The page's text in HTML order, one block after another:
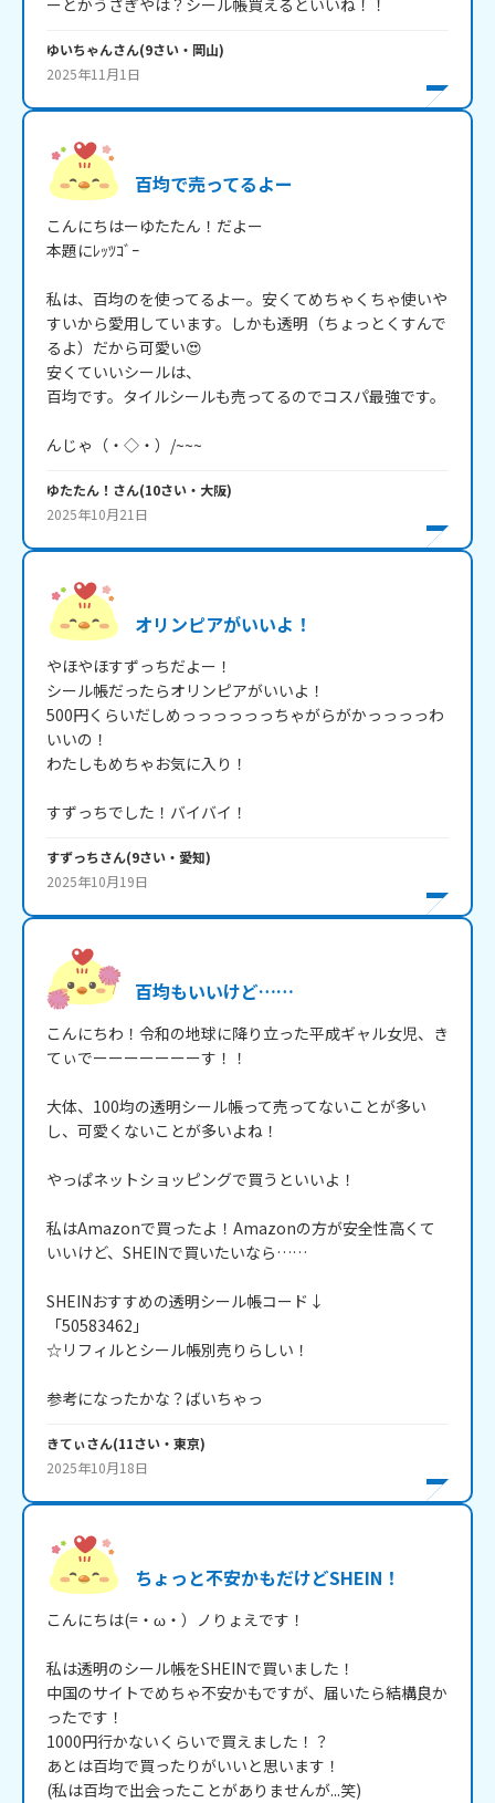
ゆいちゃんさん(9さい・ 岡山)
2025年11月1日
百均で売ってるよー
こんにちはーゆたたん！だよー
本題にﾚｯﾂｺﾞｰ
私は、百均のを使ってるよー。安くてめちゃくちゃ使いや
すいから愛用しています。しかも透明（ちょっとくすんで
るよ）だから可愛い😍
安くていいシールは、
百均です。タイルシールも売ってるのでコスパ最強です。
んじゃ（・◇・）/~~~
ゆたたん！ さん(10さい・ 大阪)
2025年10月21日
オリンピアがいいよ！
やほやほすずっちだよー！
シール帳だったらオリンピアがいいよ！
500円くらいだしめっっっっっっちゃがらがかっっっっわ
いいの！
わたしもめちゃお気に入り！
すずっちでした！バイバイ！
すずっちさん(9さい・ 愛知)
2025年10月19日
百均もいいけど……
こんにちわ！令和の地球に降り立った平成ギャル女児、き
てぃでーーーーーーーす！！
大体、100均の透明シール帳って売ってないことが多い
し、可愛くないことが多いよね！
やっぱネットショッピングで買うといいよ！
私はAmazonで買ったよ！Amazonの方が安全性高くて
いいけど、SHEINで買いたいなら……
SHEINおすすめの透明シール帳コード↓
「50583462」
☆リフィルとシール帳別売りらしい！
きてぃさん(11さい・ 東京)
2025年10月18日
ちょっと不安かもだけどSHEIN！
こんにちは(=・ω・）ノりょえです！
私は透明のシール帳をSHEINで買いました！
中国のサイトでめちゃ不安かもですが、届いたら結構良か
ったです！
1000円行かないくらいで買えました！？
あとは百均で買ったりがいいと思います！
(私は百均で出会ったことがありませんが...笑)